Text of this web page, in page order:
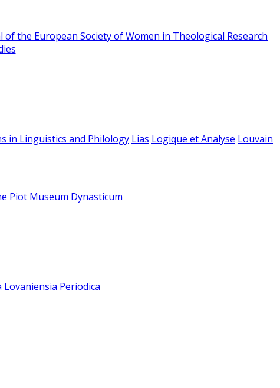
of the European Society of Women in Theological Research
in Linguistics and Philology Lias Logique et Analyse Louvain
Piot Museum Dynasticum
Periodica